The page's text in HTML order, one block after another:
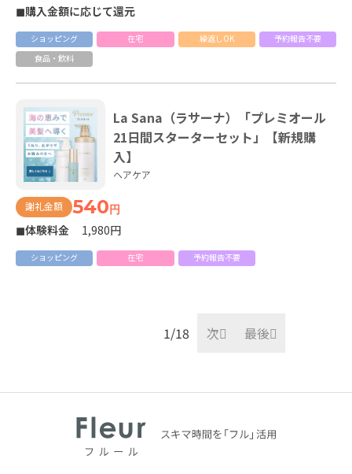
◼購入金額に応じて還元
ショッピング 在宅 繰返しOK
予約報告不要
食品・飲料
La Sana（ラサーナ）「プレミオール
21日間スターターセット」【新規購
入】
ヘアケア
謝礼金額 540円
◼体験料金 1,980円
ショッピング 在宅 予約報告不要
1 次 最後